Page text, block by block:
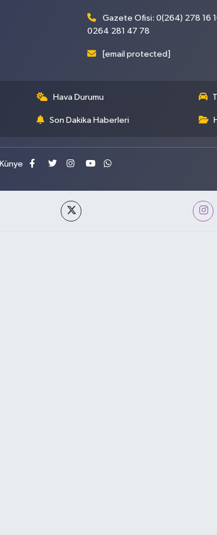
Gazete Ofisi: 0(264) 278 16
0264 281 47 78
[email protected]
Hava Durumu
Son Dakika Haberleri
Künye